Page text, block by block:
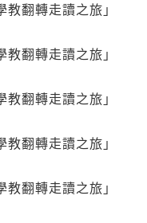
翻轉走讀之旅」
翻轉走讀之旅」
翻轉走讀之旅」
翻轉走讀之旅」
翻轉走讀之旅」